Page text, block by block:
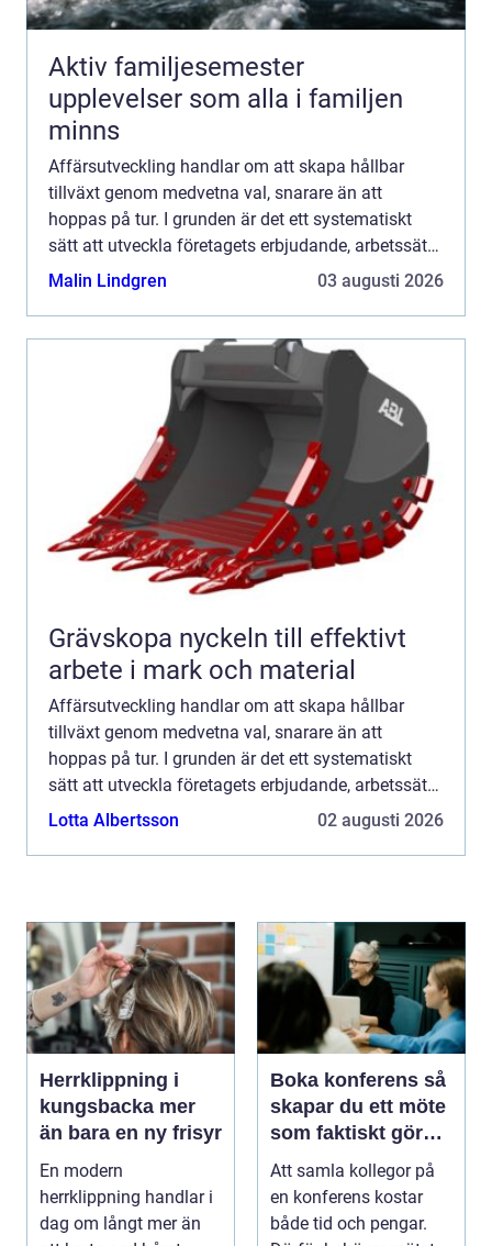
Aktiv familjesemester
upplevelser som alla i familjen
minns
Affärsutveckling handlar om att skapa hållbar
tillväxt genom medvetna val, snarare än att
hoppas på tur. I grunden är det ett systematiskt
sätt att utveckla företagets erbjudande, arbetssätt
och kunderbjudande så att varje insats ger bättre
Malin Lindgren 03 augusti 2026
Grävskopa nyckeln till effektivt
arbete i mark och material
Affärsutveckling handlar om att skapa hållbar
tillväxt genom medvetna val, snarare än att
hoppas på tur. I grunden är det ett systematiskt
sätt att utveckla företagets erbjudande, arbetssätt
och kunderbjudande så att varje insats ger bättre
Lotta Albertsson 02 augusti 2026
Herrklippning i
kungsbacka mer
än bara en ny frisyr
En modern
herrklippning handlar i
dag om långt mer än
Boka konferens så
skapar du ett möte
som faktiskt gör
skillnad
Att samla kollegor på
en konferens kostar
både tid och pengar.